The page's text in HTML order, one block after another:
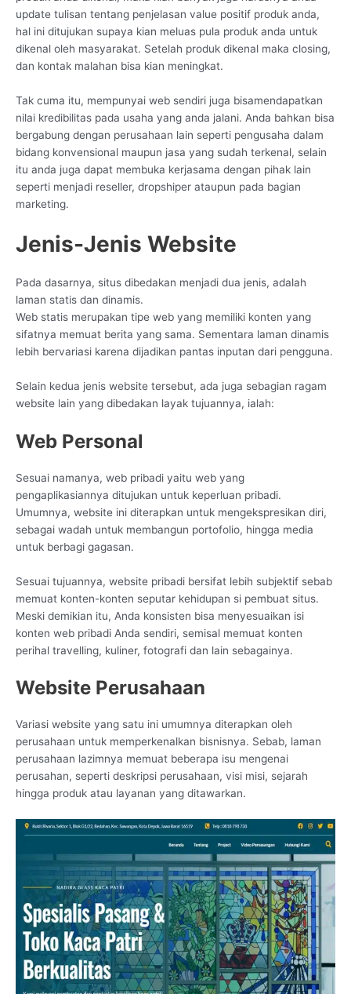
update tulisan tentang penjelasan value positif produk anda,
hal ini ditujukan supaya kian meluas pula produk anda untuk
dikenal oleh masyarakat. Setelah produk dikenal maka closing,
dan kontak malahan bisa kian meningkat.
Tak cuma itu, mempunyai web sendiri juga bisamendapatkan
nilai kredibilitas pada usaha yang anda jalani. Anda bahkan bisa
bergabung dengan perusahaan lain seperti pengusaha dalam
bidang konvensional maupun jasa yang sudah terkenal, selain
itu anda juga dapat membuka kerjasama dengan pihak lain
seperti menjadi reseller, dropshiper ataupun pada bagian
marketing.
Jenis-Jenis Website
Pada dasarnya, situs dibedakan menjadi dua jenis, adalah
laman statis dan dinamis.
Web statis merupakan tipe web yang memiliki konten yang
sifatnya memuat berita yang sama. Sementara laman dinamis
lebih bervariasi karena dijadikan pantas inputan dari pengguna.
Selain kedua jenis website tersebut, ada juga sebagian ragam
website lain yang dibedakan layak tujuannya, ialah:
Web Personal
Sesuai namanya, web pribadi yaitu web yang
pengaplikasiannya ditujukan untuk keperluan pribadi.
Umumnya, website ini diterapkan untuk mengekspresikan diri,
sebagai wadah untuk membangun portofolio, hingga media
untuk berbagi gagasan.
Sesuai tujuannya, website pribadi bersifat lebih subjektif sebab
memuat konten-konten seputar kehidupan si pembuat situs.
Meski demikian itu, Anda konsisten bisa menyesuaikan isi
konten web pribadi Anda sendiri, semisal memuat konten
perihal travelling, kuliner, fotografi dan lain sebagainya.
Website Perusahaan
Variasi website yang satu ini umumnya diterapkan oleh
perusahaan untuk memperkenalkan bisnisnya. Sebab, laman
perusahaan lazimnya memuat beberapa isu mengenai
perusahan, seperti deskripsi perusahaan, visi misi, sejarah
hingga produk atau layanan yang ditawarkan.